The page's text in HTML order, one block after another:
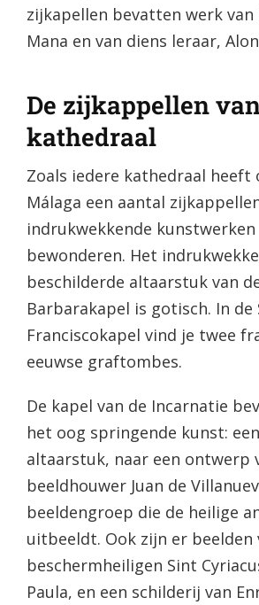
zijkapellen bevatten werk van
Mana en van diens leraar,
De zijkappellen
kathedraal
Zoals iedere kathedraal heeft
Málaga een aantal
indrukwekkende
bewonderen. Het
beschilderde altaarstuk van
Barbarakapel is gotisch. In de
Franciscokapel vind je twee
eeuwse graftombes.
De kapel van de Incarnatie
het oog springende kunst:
altaarstuk, naar een ontwerp
beeldhouwer Juan de
beeldengroep die de heilige
uitbeeldt. Ook zijn er beelden
beschermheiligen Sint
Paula, en een schilderij van